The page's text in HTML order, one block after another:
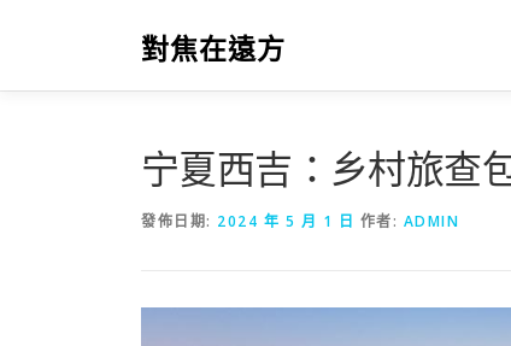
要
對焦在遠方
宁夏西吉：乡村旅查
發佈日期: 2024 年 5 月 1 日 作者: ADMIN